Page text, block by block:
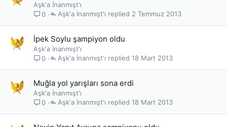
Aşk'a İnanmışt'ı
0
2 Temmuz 2013
Aşk'a İnanmışt'ı
İpek Soylu şampiyon oldu
Aşk'a İnanmışt'ı
0
18 Mart 2013
Aşk'a İnanmışt'ı
Muğla yol yarışları sona erdi
Aşk'a İnanmışt'ı
0
18 Mart 2013
Aşk'a İnanmışt'ı